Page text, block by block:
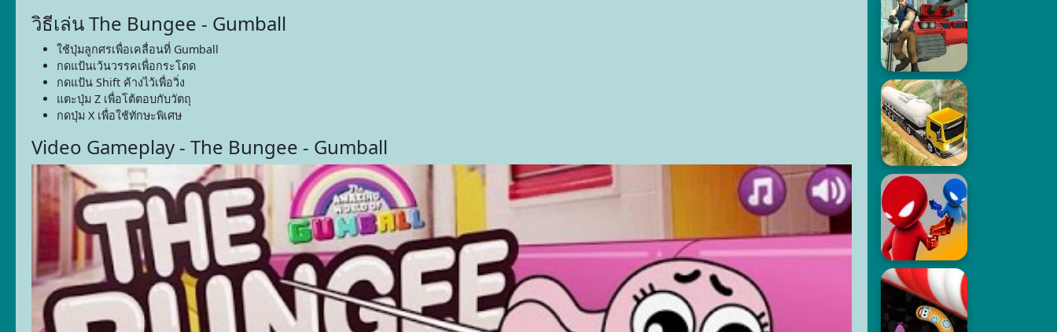
วิธีเล่น The Bungee - Gumball
ใช้ปุ่มลูกศรเพื่อเคลื่อนที่ Gumball
กดแป้นเว้นวรรคเพื่อกระโดด
กดแป้น Shift ค้างไว้เพื่อวิ่ง
แตะปุ่ม Z เพื่อโต้ตอบกับวัตถุ
กดปุ่ม X เพื่อใช้ทักษะพิเศษ
Video Gameplay - The Bungee - Gumball